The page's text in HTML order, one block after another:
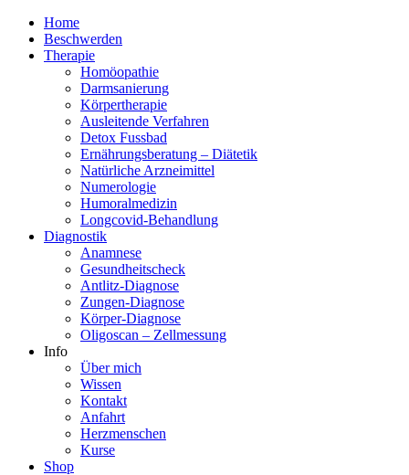
Home
Beschwerden
Therapie
Homöopathie
Darmsanierung
Körpertherapie
Ausleitende Verfahren
Detox Fussbad
Ernährungsberatung – Diätetik
Natürliche Arzneimittel
Numerologie
Humoralmedizin
Longcovid-Behandlung
Diagnostik
Anamnese
Gesundheitscheck
Antlitz-Diagnose
Zungen-Diagnose
Körper-Diagnose
Oligoscan – Zellmessung
Info
Über mich
Wissen
Kontakt
Anfahrt
Herzmenschen
Kurse
Shop